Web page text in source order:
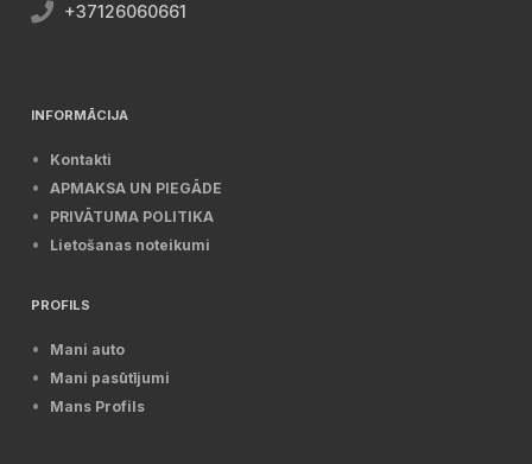
+37126060661
INFORMĀCIJA
Kontakti
APMAKSA UN PIEGĀDE
PRIVĀTUMA POLITIKA
Lietošanas noteikumi
PROFILS
Mani auto
Mani pasūtījumi
Mans Profils